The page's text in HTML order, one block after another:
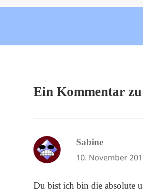
Ein Kommentar
Sabine
10. November
Du bist ich bin die absolute